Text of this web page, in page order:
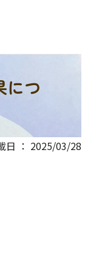
につ
日 ： 2025/03/28